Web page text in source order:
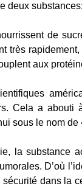
deux
de
très
aux
Cela a abouti
sous le nom
la
D’où
dans la